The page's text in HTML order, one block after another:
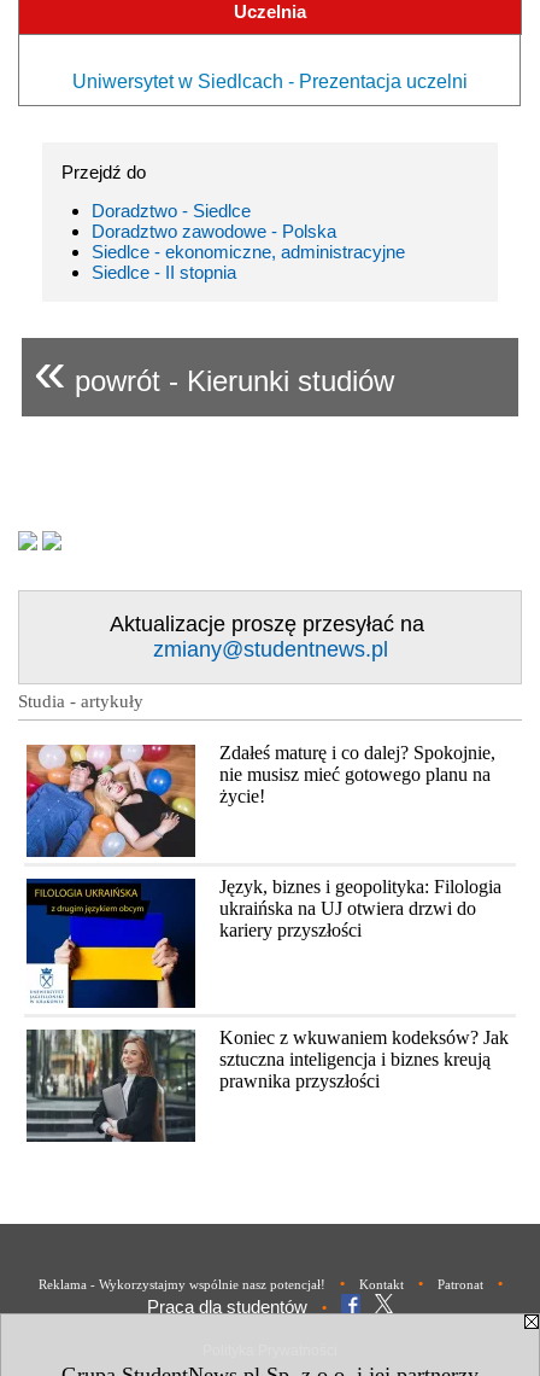
Uczelnia
Uniwersytet w Siedlcach - Prezentacja uczelni
Przejdź do
Doradztwo - Siedlce
Doradztwo zawodowe - Polska
Siedlce - ekonomiczne, administracyjne
Siedlce - II stopnia
« powrót - Kierunki studiów
Aktualizacje proszę przesyłać na
zmiany@studentnews.pl
Studia - artykuły
Zdałeś maturę i co dalej? Spokojnie,
nie musisz mieć gotowego planu na
życie!
Język, biznes i geopolityka: Filologia
ukraińska na UJ otwiera drzwi do
kariery przyszłości
Koniec z wkuwaniem kodeksów? Jak
sztuczna inteligencja i biznes kreują
prawnika przyszłości
Reklama - Wykorzystajmy wspólnie nasz potencjał! • Kontakt • Patronat •
Praca dla studentów •